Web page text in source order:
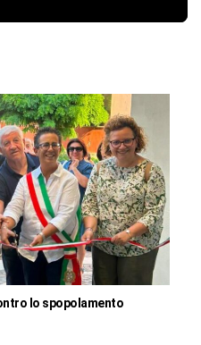
lo spopolamento